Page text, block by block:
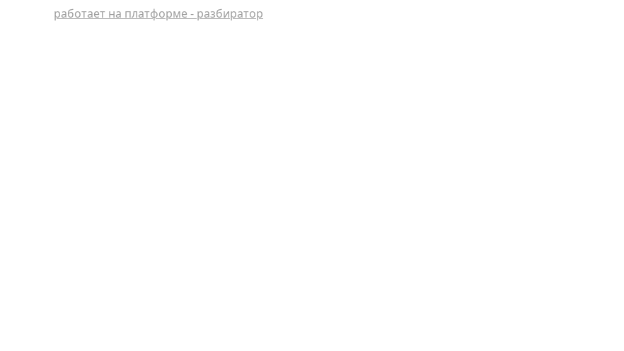
работает на платформе - разбиратор